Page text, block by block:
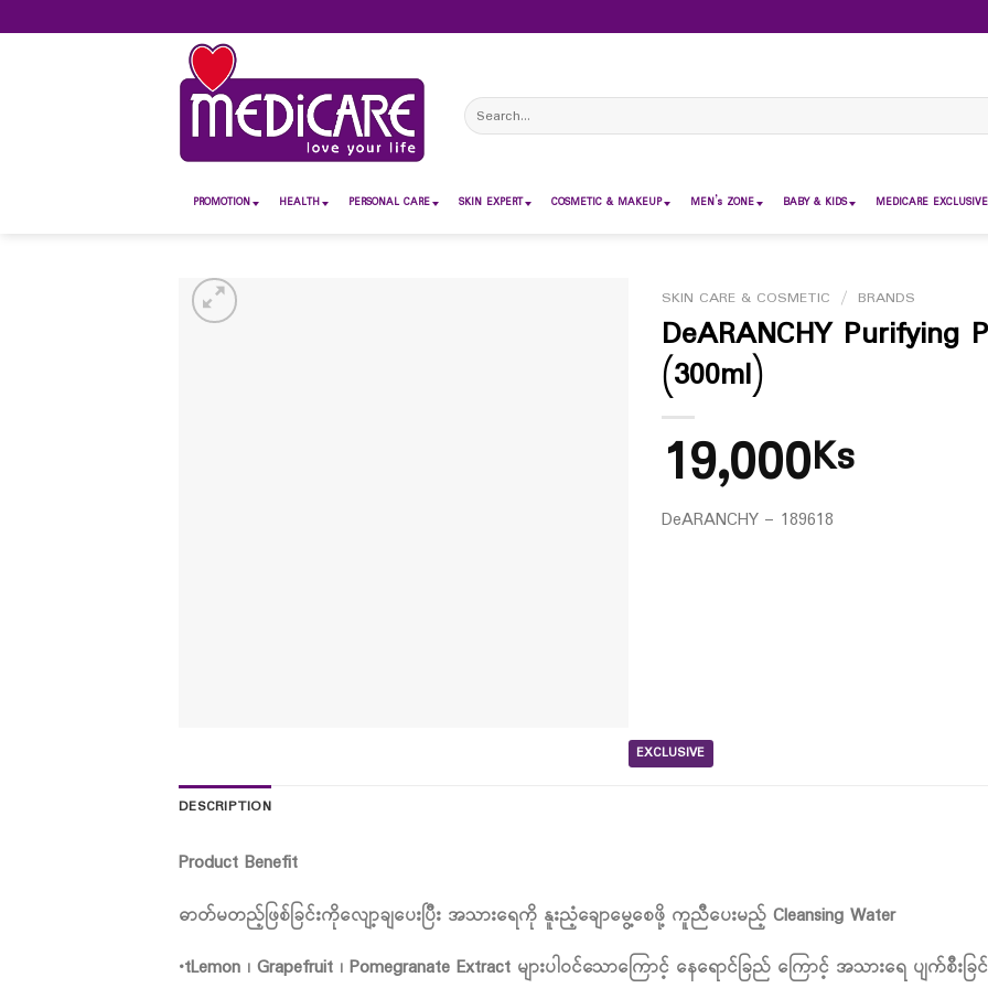
to
Search
for:
PROMOTION HEALTH PERSONAL CARE SKIN EXPERT COSMETIC & MAKEUP MEN’s ZONE BABY & KIDS MEDICARE
EXCLUSIVE
SKIN CARE & COSMETIC / BRANDS
DeARANCHY Purifying
(300ml)
19,000Ks
DeARANCHY – 189618
DESCRIPTION
Product Benefit
ဓာတ်မတည့်ဖြစ်ခြင်းကိုလျော့ချပေးပြီး အသားရေကို နူးညံ့ချောမွေ့စေဖို့ ကူညီပေးမည့် Cleansing Water
•tLemon ၊ Grapefruit ၊ Pomegranate Extract များပါဝင်သောကြောင့် နေရောင်ခြည် ကြောင့် အသားရေ ပျက်စီးခ